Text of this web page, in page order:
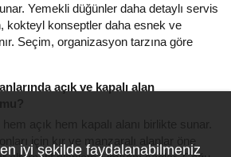
Yemekli düğünler daha detaylı servis
kokteyl konseptler daha esnek ve
Seçim, organizasyon tarzına göre
açık ve kapalı alan
iyi şekilde faydalanabilmeniz